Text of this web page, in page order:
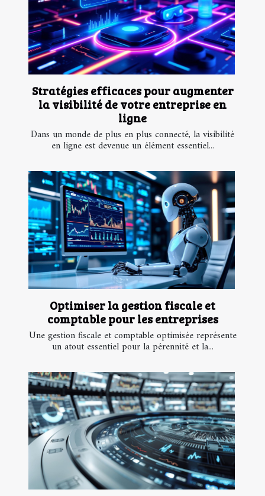
Stratégies efficaces pour augmenter
la visibilité de votre entreprise en
ligne
Dans un monde de plus en plus connecté, la visibilité
en ligne est devenue un élément essentiel...
Optimiser la gestion fiscale et
comptable pour les entreprises
Une gestion fiscale et comptable optimisée représente
un atout essentiel pour la pérennité et la...